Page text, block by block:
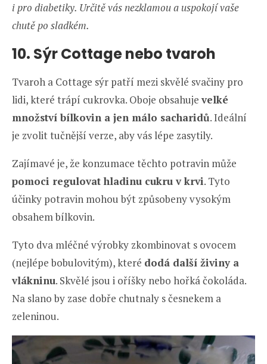
i pro diabetiky. Určitě vás nezklamou a uspokojí vaše
chutě po sladkém.
10. Sýr Cottage nebo tvaroh
Tvaroh a Cottage sýr patří mezi skvělé svačiny pro
lidi, které trápí cukrovka. Oboje obsahuje velké
množství bílkovin a jen málo sacharidů. Ideální
je zvolit tučnější verze, aby vás lépe zasytily.
Zajímavé je, že konzumace těchto potravin může
pomoci regulovat hladinu cukru v krvi. Tyto
účinky potravin mohou být způsobeny vysokým
obsahem bílkovin.
Tyto dva mléčné výrobky zkombinovat s ovocem
(nejlépe bobulovitým), které dodá další živiny a
vlákninu. Skvělé jsou i oříšky nebo hořká čokoláda.
Na slano by zase dobře chutnaly s česnekem a
zeleninou.